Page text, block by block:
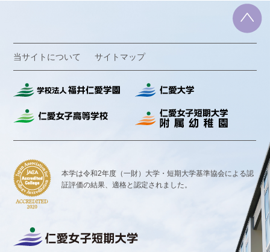
当サイトについて サイトマップ
本学は令和2年度（一財）大学・短期大学基準協会による認
証評価の結果、適格と認定されました。